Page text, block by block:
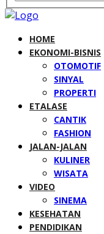
HOME
EKONOMI-BISNIS
OTOMOTIF
SINYAL
PROPERTI
ETALASE
CANTIK
FASHION
JALAN-JALAN
KULINER
WISATA
VIDEO
SINEMA
KESEHATAN
PENDIDIKAN